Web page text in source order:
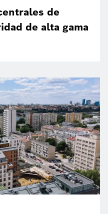
de
de alta gama